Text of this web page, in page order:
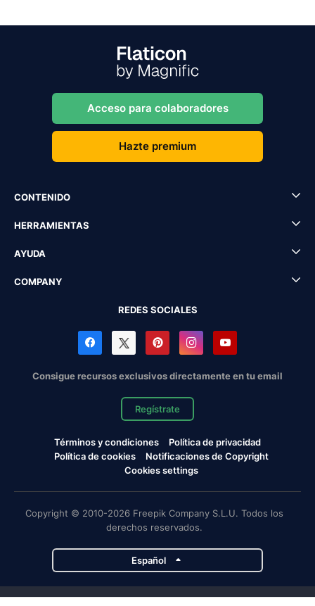
Acceso para colaboradores
Hazte premium
CONTENIDO
HERRAMIENTAS
AYUDA
COMPANY
REDES SOCIALES
Consigue recursos exclusivos directamente en tu email
Regístrate
Términos y condiciones
Política de privacidad
Política de cookies
Notificaciones de Copyright
Cookies settings
Copyright © 2010-2026 Freepik Company S.L.U. Todos los
derechos reservados.
Español